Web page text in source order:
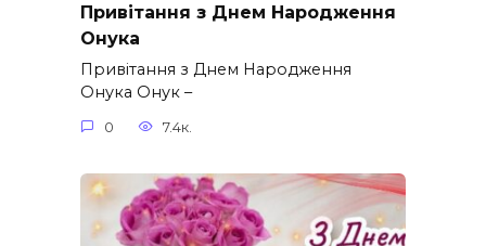
Привітання з Днем Народження
Онука
Привітання з Днем Народження
Онука Онук –
0 7.4к.